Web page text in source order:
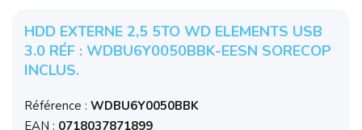
HDD EXTERNE 2,5 5TO WD ELEMENTS USB
3.0 RÉF : WDBU6Y0050BBK-EESN SORECOP
INCLUS.
Référence : WDBU6Y0050BBK
EAN : 0718037871899